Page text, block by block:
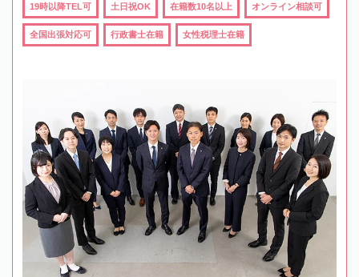
19時以降TEL可 土日祝OK 在籍数10名以上 オンライン相談可
全国出張対応可 行政書士在籍 女性税理士在籍